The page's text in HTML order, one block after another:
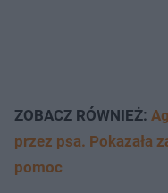
ZOBACZ RÓWNIEŻ:
przez psa. Pokazała
pomoc